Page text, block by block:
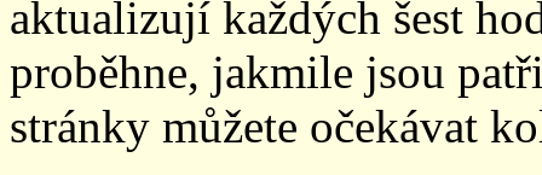
aktualizují každých šest
proběhne, jakmile jsou
stránky můžete očekávat